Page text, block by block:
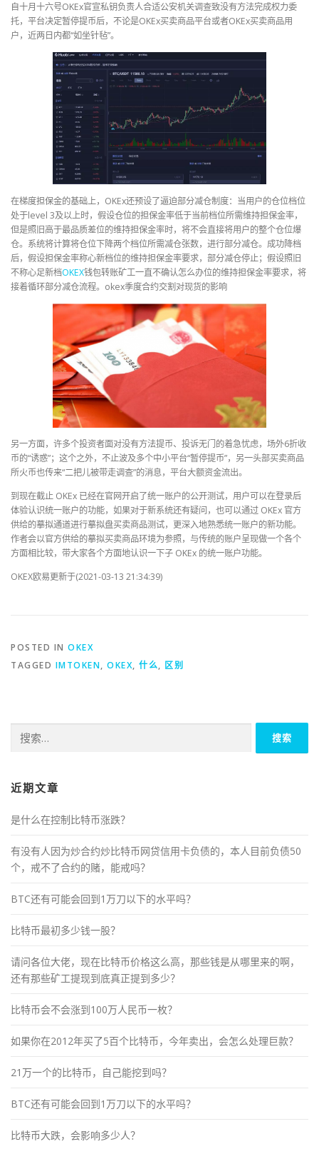
自十月十六号OKEx官宣私钥负责人合适公安机关调查致没有方法完成权力委
托，平台决定暂停提币后，不论是OKEx买卖商品平台或者OKEx买卖商品用
户，近两日内都“如坐针毡”。
在梯度担保金的基础上，OKEx还预设了逼迫部分减仓制度：当用户的仓位档位
处于level 3及以上时，假设仓位的担保金率低于当前档位所需维持担保金率，
但是照旧高于最品质差位的维持担保金率时，将不会直接将用户的整个仓位爆
仓。系统将计算将仓位下降两个档位所需减仓张数，进行部分减仓。成功降档
后，假设担保金率称心新档位的维持担保金率要求，部分减仓停止；假设照旧
不称心足新档OKEX钱包转账矿工一直不确认怎么办位的维持担保金率要求，将
接着循环部分减仓流程。okex季度合约交割对现货的影响
另一方面，许多个投资者面对没有方法提币、投诉无门的着急忧虑，场外6折收
币的“诱惑”；这个之外，不止波及多个中小平台“暂停提币”，另一头部买卖商品
所火币也传来“二把儿被带走调查”的消息，平台大额资金流出。
到现在截止 OKEx 已经在官网开启了统一账户的公开测试，用户可以在登录后
体验认识统一账户的功能，如果对于新系统还有疑问，也可以通过 OKEx 官方
供给的摹拟通道进行摹拟盘买卖商品测试，更深入地熟悉统一账户的新功能。
作者会以官方供给的摹拟买卖商品环境为参照，与传统的账户呈现做一个各个
方面相比较，带大家各个方面地认识一下子 OKEx 的统一账户功能。
OKEX欧易更新于(2021-03-13 21:34:39)
POSTED IN OKEX
TAGGED IMTOKEN, OKEX, 什么, 区别
索：
近期文章
是什么在控制比特币涨跌？
有没有人因为炒合约炒比特币网贷信用卡负债的，本人目前负债50
个，戒不了合约的赌，能戒吗？
BTC还有可能会回到1万刀以下的水平吗？
比特币最初多少钱一股？
请问各位大佬，现在比特币价格这么高，那些钱是从哪里来的啊，
还有那些矿工提现到底真正提到多少？
比特币会不会涨到100万人民币一枚？
如果你在2012年买了5百个比特币，今年卖出，会怎么处理巨款？
21万一个的比特币，自己能挖到吗？
BTC还有可能会回到1万刀以下的水平吗？
比特币大跌，会影响多少人？